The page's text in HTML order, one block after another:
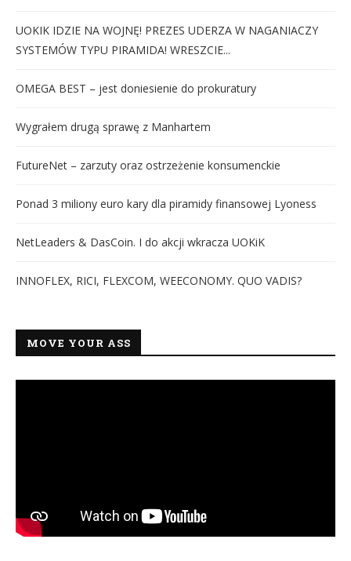
UOKIK IDZIE NA WOJNĘ! PREZES UDERZA W NAGANIACZY
SYSTEMÓW TYPU PIRAMIDA! WRESZCIE...
OMEGA BEST – jest doniesienie do prokuratury
Wygrałem drugą sprawę z Manhartem
FutureNet – zarzuty oraz ostrzeżenie konsumenckie
Ponad 3 miliony euro kary dla piramidy finansowej Lyoness
NetLeaders & DasCoin. I do akcji wkracza UOKiK
INNOFLEX, RICI, FLEXCOM, WEECONOMY. QUO VADIS?
MOVE YOUR ASS